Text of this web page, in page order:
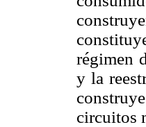
régimen
y la
circuitos